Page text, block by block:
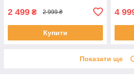
2 499 ₴ 2 999 ₴
Купити
4
Показати ще